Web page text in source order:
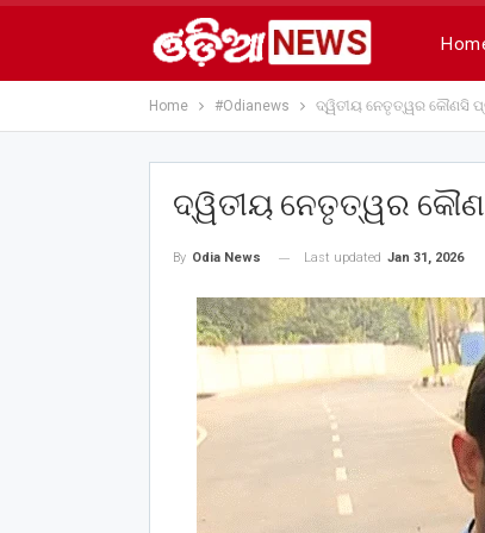
Home #Odianews ଦ୍ୱିତୀୟ ନେତୃତ୍ୱର କୌଣସି
ଦ୍ୱିତୀୟ ନେତୃତ୍ୱର
By Odia News Last updated Jan 31, 2026